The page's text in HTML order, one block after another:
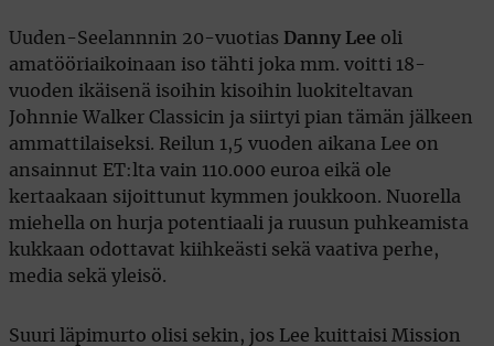
Uuden-Seelannnin 20-vuotias Danny Lee oli
amatööriaikoinaan iso tähti joka mm. voitti 18-
vuoden ikäisenä isoihin kisoihin luokiteltavan
Johnnie Walker Classicin ja siirtyi pian tämän jälkeen
ammattilaiseksi. Reilun 1,5 vuoden aikana Lee on
ansainnut ET:lta vain 110.000 euroa eikä ole
kertaakaan sijoittunut kymmen joukkoon. Nuorella
miehella on hurja potentiaali ja ruusun puhkeamista
kukkaan odottavat kiihkeästi sekä vaativa perhe,
media sekä yleisö.
Suuri läpimurto olisi sekin, jos Lee kuittaisi Mission